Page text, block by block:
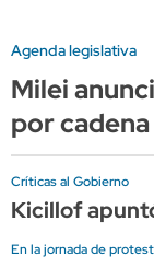
Agenda legislativa
Milei
por
Críticas al Gobierno
Kicillof
En la jornada de